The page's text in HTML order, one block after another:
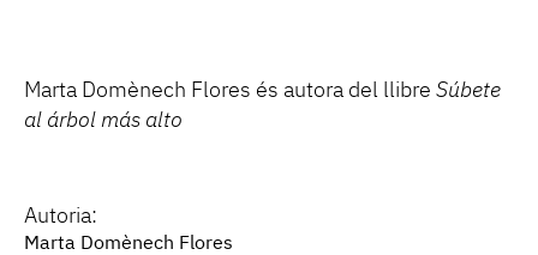
Marta Domènech Flores és autora del llibre Súbete
al árbol más alto
Autoria:
Marta Domènech Flores